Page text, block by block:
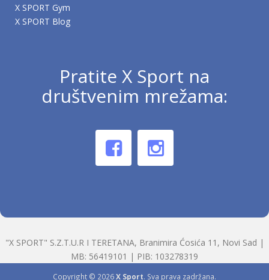
X SPORT Gym
X SPORT Blog
Pratite X Sport na
društvenim mrežama:
"X SPORT" S.Z.T.U.R I TERETANA, Branimira Ćosića 11, Novi Sad |
MB: 56419101 | PIB: 103278319
Copyright © 2026X Sport. Sva prava zadržana.